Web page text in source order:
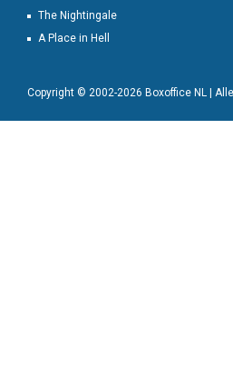
The Nightingale
A Place in Hell
Copyright © 2002-2026 Boxoffice NL |